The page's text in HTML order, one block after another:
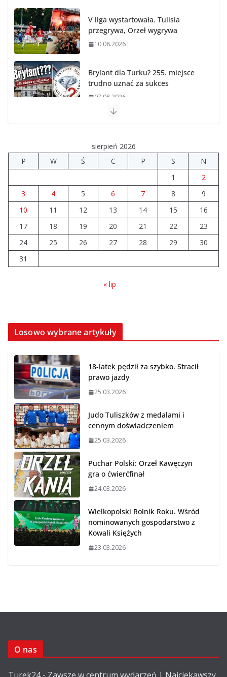
V liga wystartowała. Tulisia
przegrywa, Orzeł wygrywa
10.08.2026
Brylant dla Turku? 255. miejsce
trudno uznać za sukces
07.08.2026
14 sierpnia urzędy skarbowe będą nieczynne
06.08.2026
Drzewa na Wyzwolenia. Wycinka
nie jest jedynym rozwiązaniem
10.08.2026
sierpień 2026
P
W Ś C P S
N
1
2
3
4 5 6 7 8
9
10
11 12 13 14 15
16
17
18 19 20 21 22
23
24
25 26 27 28 29
30
31
« lip
Losowo wybrane artykuły
18-latek pędził za szybko. Stracił
prawo jazdy
25.03.2026
Judo Tuliszków z medalami i
cennym doświadczeniem
25.03.2026
Puchar Polski: Orzeł Kawęczyn
gra o ćwierćfinał
24.03.2026
Wielkopolski Rolnik Roku. Wśród
nominowanych gospodarstwo z
Kowali Księżych
23.03.2026
O nas